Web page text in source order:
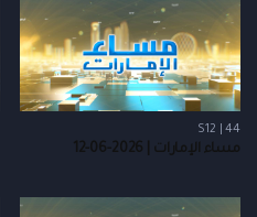
S12 | 44
مساء الإمارات | 2026-06-12